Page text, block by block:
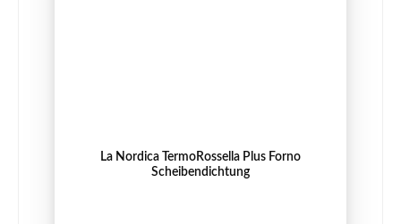
La Nordica TermoRossella Plus Forno
Scheibendichtung